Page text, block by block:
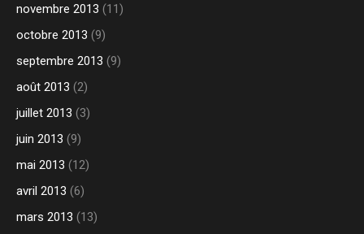
novembre 2013 (11)
octobre 2013 (9)
septembre 2013 (9)
août 2013 (2)
juillet 2013 (3)
juin 2013 (9)
mai 2013 (12)
avril 2013 (6)
mars 2013 (13)